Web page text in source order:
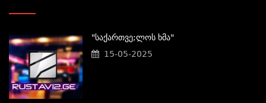
"საქართვე;ლოს Ხმა"
15-05-2025